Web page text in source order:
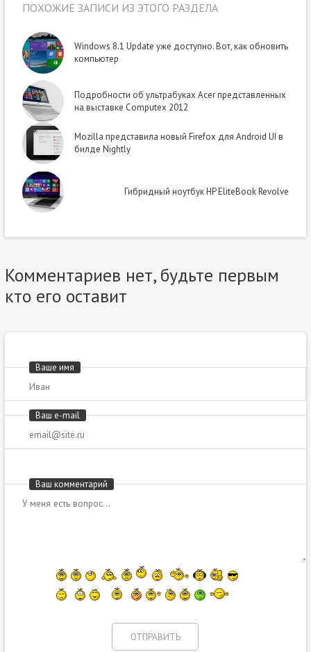
ПОХОЖИЕ ЗАПИСИ ИЗ ЭТОГО РАЗДЕЛА
Windows 8.1 Update уже доступно. Вот, как обновить
компьютер
Подробности об ультрабуках Acer представленных
на выставке Computex 2012
Mozilla представила новый Firefox для Android UI в
билде Nightly
Гибридный ноутбук HP EliteBook Revolve
Комментариев нет, будьте первым
кто его оставит
Ваше имя
Ваш e-mail
Ваш комментарий